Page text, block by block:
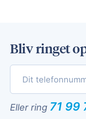
Bliv ringet
Eller ring 71 99